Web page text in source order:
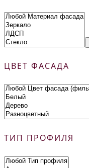
ЦВЕТ ФАСАДА
ТИП ПРОФИЛЯ